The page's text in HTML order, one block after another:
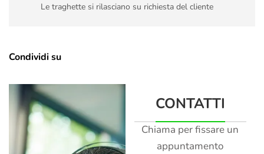
Le traghette si rilasciano su richiesta del cliente
Condividi su
CONTATTI
Chiama per fissare un
appuntamento